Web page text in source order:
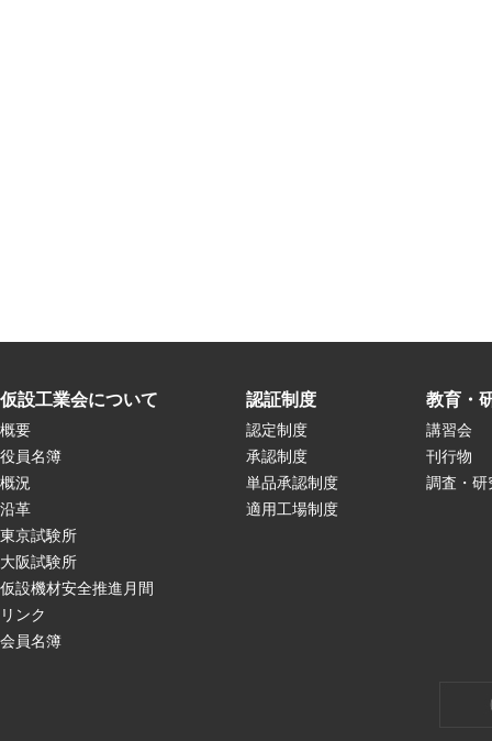
仮設工業会について
概要
役員名簿
概況
沿革
東京試験所
大阪試験所
仮設機材安全推進月間
リンク
会員名簿
認証制度
認定制度
承認制度
単品承認制度
適用工場制度
教育・
講習会
刊行物
調査・研